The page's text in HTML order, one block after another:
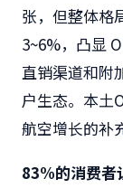
张，但整体格
3~6%，凸显
直销渠道和附
户生态。本土
航空增长的补
83%的消费